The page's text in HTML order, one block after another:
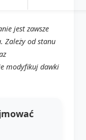
jest zawsze
Zależy od stanu
modyfikuj dawki